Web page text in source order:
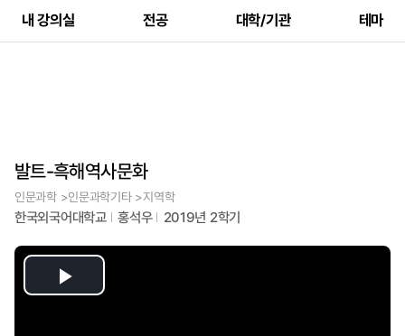
내 강의실 전공 대학/기관 테마
발트-흑해역사문화
인문과학 >인문과학기타 >지역학
한국외국어대학교 홍석우 2019년 2학기
Play